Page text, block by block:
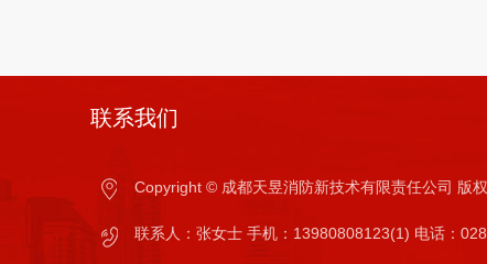
联系我们
Copyright © 成都天昱消防新技术有限责任公司 版
联系人：张女士 手机：13980808123(1) 电话：